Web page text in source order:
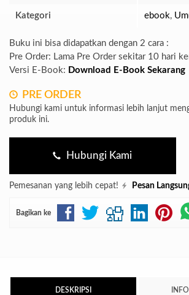
Kategori ebook,
Buku ini bisa didapatkan dengan 2 cara :
Pre Order: Lama Pre Order sekitar 10 hari
Versi E-Book: Download E-Book Sekarang
PRE ORDER
Hubungi kami untuk informasi lebih lanjut
produk ini.
Hubungi Kami
Pemesanan yang lebih cepat! Pesan
Bagikan ke
DESKRIPSI